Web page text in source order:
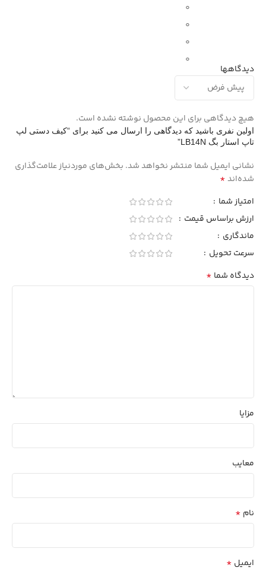
0
0
0
0
دیدگاهها
هیچ دیدگاهی برای این محصول نوشته نشده است.
اولین نفری باشید که دیدگاهی را ارسال می کنید برای “کیف دستی لپ
تاپ استار بگ LB14N”
نشانی ایمیل شما منتشر نخواهد شد. بخش‌های موردنیاز علامت‌گذاری
شده‌اند*
امتیاز شما
ارزش براساس قیمت
ماندگاری
سرعت تحویل
دیدگاه شما *
مزایا
معایب
نام *
ایمیل *